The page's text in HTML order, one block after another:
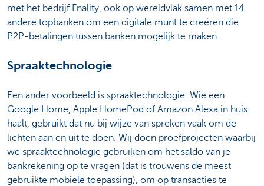
met het bedrijf Fnality, ook op wereldvlak samen met 14
andere topbanken om een digitale munt te creëren die
P2P-betalingen tussen banken mogelijk te maken.
Spraaktechnologie
Een ander voorbeeld is spraaktechnologie. Wie een
Google Home, Apple HomePod of Amazon Alexa in huis
haalt, gebruikt dat nu bij wijze van spreken vaak om de
lichten aan en uit te doen. Wij doen proefprojecten waarbij
we spraaktechnologie gebruiken om het saldo van je
bankrekening op te vragen (dat is trouwens de meest
gebruikte mobiele toepassing), om op transacties te